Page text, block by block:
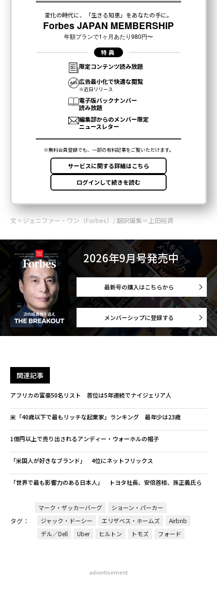
文 = ジェニファー・ワン（Forbes）/ 翻訳編集＝上田裕資
2026年9月号発売中
最新号の購入はこちらから
メンバーシップに登録する
関連記事
アフリカの富豪50名リスト 首位は5年連続でナイジェリア人
米「40歳以下で最もリッチな起業家」ランキング 最年少は23歳
1億円以上で売り出されるアンディー・ウォーホルの帽子
「米国人が好きなブランド」 4位にネットフリックス
「世界で最も影響力のある日本人」 トヨタ社長、安倍首相、孫正義氏ら
タグ：
マーク・ザッカーバーグ
ショーン・パーカー
ジャック・ドーシー
エリザベス・ホームズ
Airbnb
デル／Dell
Uber ヒルトン トモズ フォード
advertisement